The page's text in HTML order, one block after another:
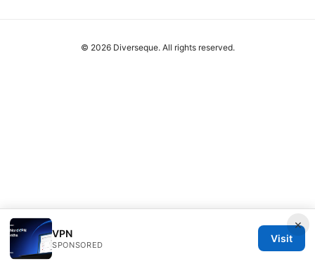
×
VPN
SPONSORED
Visit
© 2026 Diverseque. All rights reserved.